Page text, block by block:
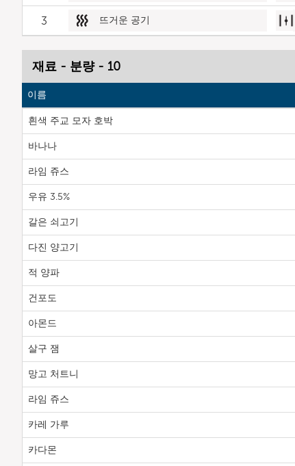
3 뜨거운 공기
재료 - 분량 - 10
이름
흰색 주교 모자 호박
바나나
라임 쥬스
우유 3.5%
갈은 쇠고기
다진 양고기
적 양파
건포도
아몬드
살구 잼
망고 처트니
라임 쥬스
카레 가루
카다몬